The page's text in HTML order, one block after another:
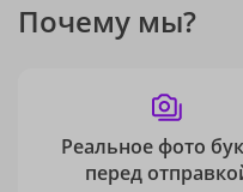
Почему мы?
Реальное фото
перед